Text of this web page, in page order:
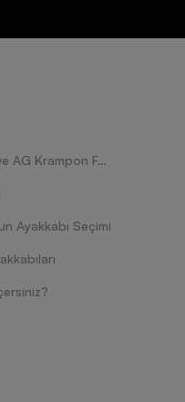
Krampon Nasıl Seçilir? FG ve AG Krampon Farkları Nelerdir?
Ayakkabı Seçimi